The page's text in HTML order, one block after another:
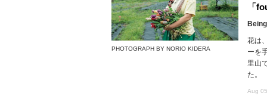
PHOTOGRAPH BY NORIO KIDERA
「
花は
ーを
里山
た。
Aug